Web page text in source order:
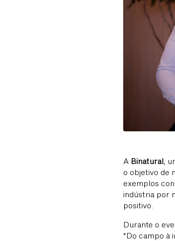
A Binatural ,
o objetivo de
exemplos
indústria por
positivo.
Durante o
“Do campo à